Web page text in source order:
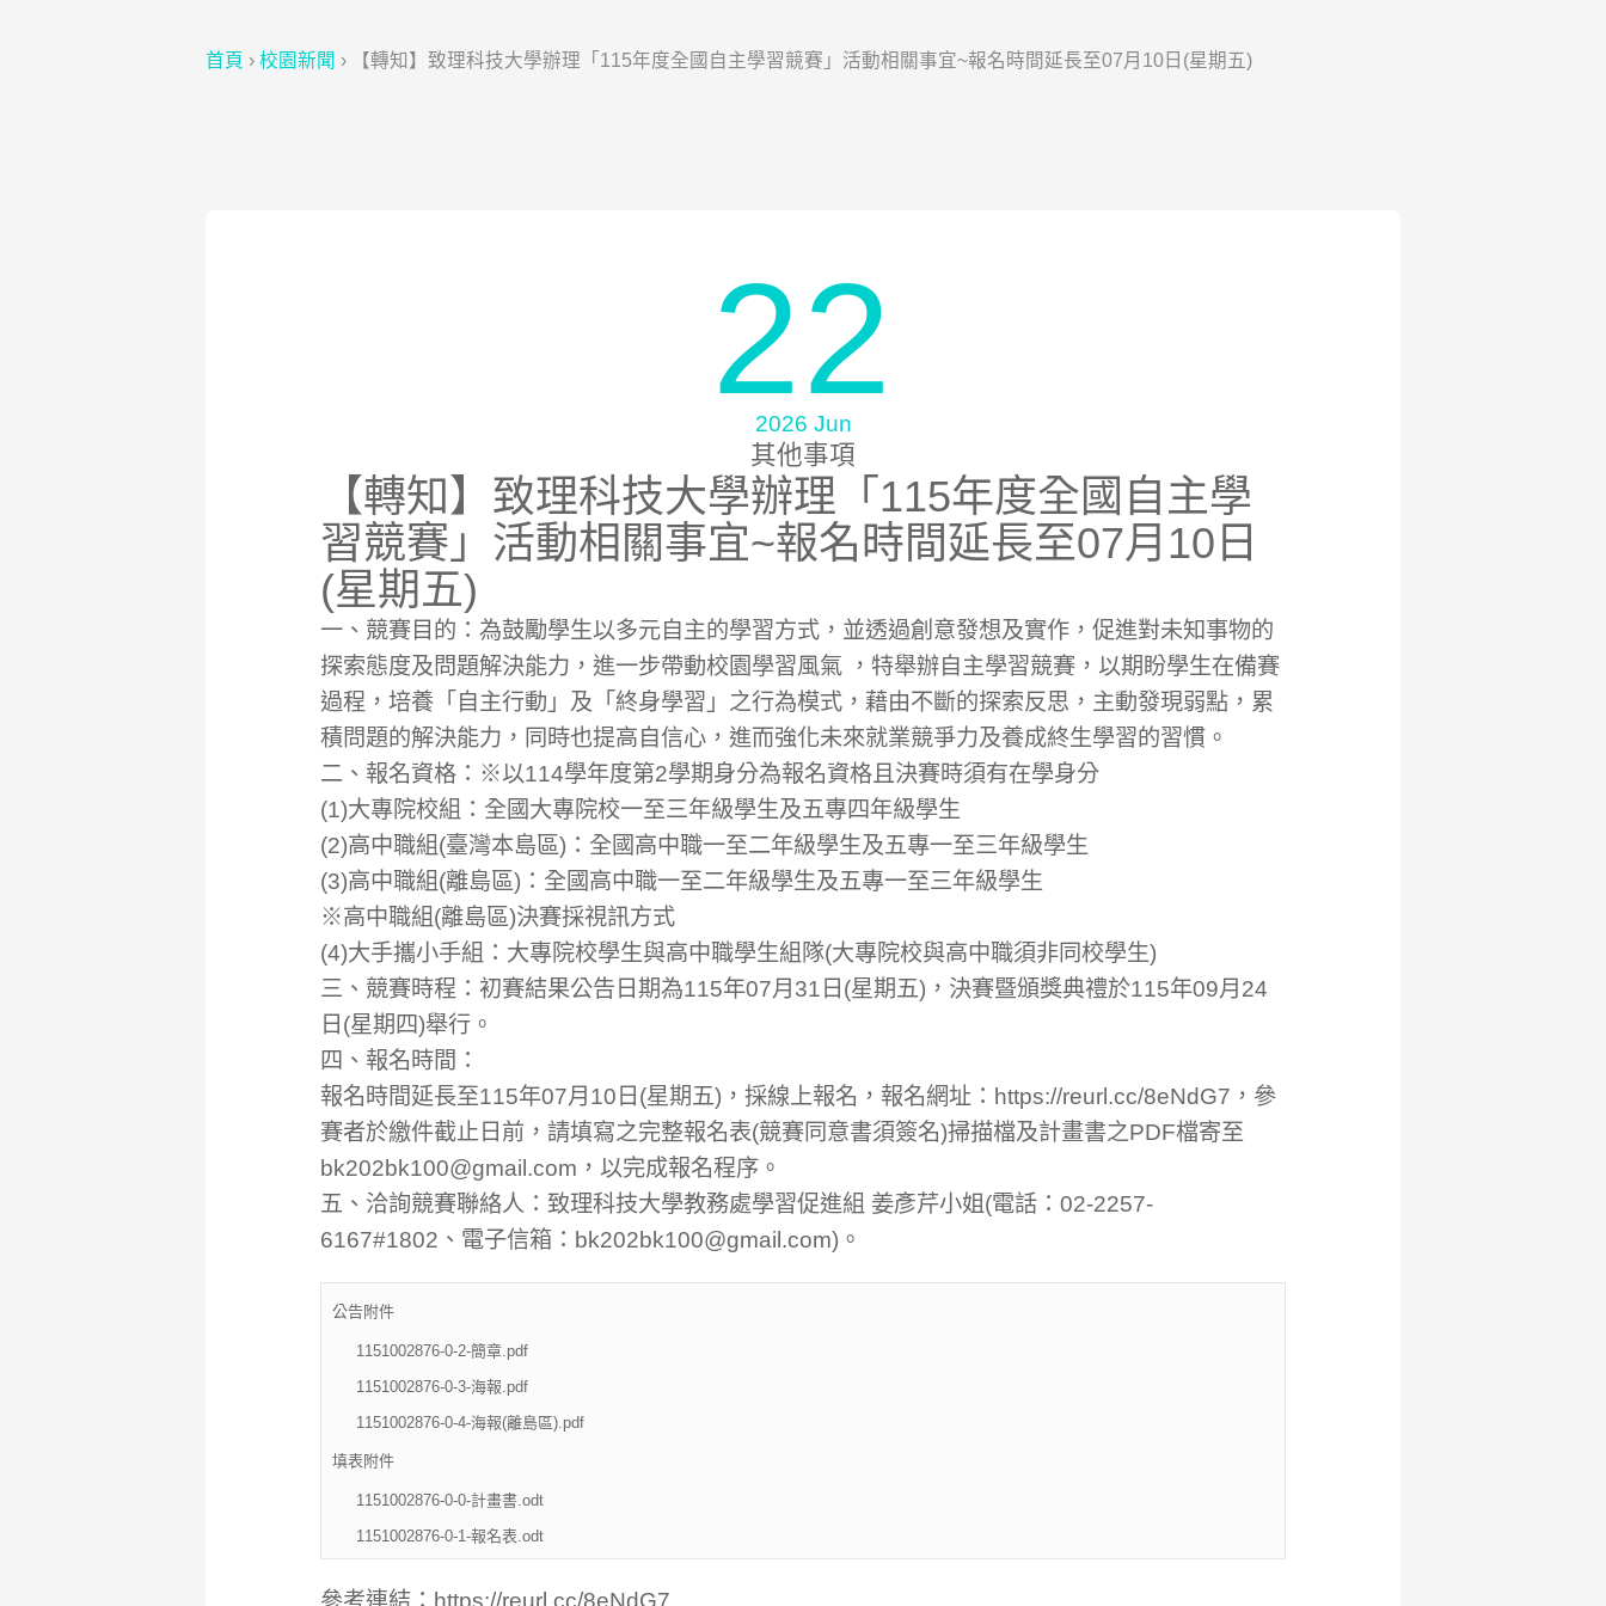
首頁 › 校園新聞 › 【轉知】致理科技大學辦理「115年度全國自主學習競賽」活動相關事宜~報名時間延長至07月10日(星期五)
22
2026 Jun
其他事項
【轉知】致理科技大學辦理「115年度全國自主學
習競賽」活動相關事宜~報名時間延長至07月10日
(星期五)
一、競賽目的：為鼓勵學生以多元自主的學習方式，並透過創意發想及實作，促進對未知事物的
探索態度及問題解決能力，進一步帶動校園學習風氣 ，特舉辦自主學習競賽，以期盼學生在備賽
過程，培養「自主行動」及「終身學習」之行為模式，藉由不斷的探索反思，主動發現弱點，累
積問題的解決能力，同時也提高自信心，進而強化未來就業競爭力及養成終生學習的習慣。
二、報名資格：※以114學年度第2學期身分為報名資格且決賽時須有在學身分
(1)大專院校組：全國大專院校一至三年級學生及五專四年級學生
(2)高中職組(臺灣本島區)：全國高中職一至二年級學生及五專一至三年級學生
(3)高中職組(離島區)：全國高中職一至二年級學生及五專一至三年級學生
※高中職組(離島區)決賽採視訊方式
(4)大手攜小手組：大專院校學生與高中職學生組隊(大專院校與高中職須非同校學生)
三、競賽時程：初賽結果公告日期為115年07月31日(星期五)，決賽暨頒獎典禮於115年09月24
日(星期四)舉行。
四、報名時間：
報名時間延長至115年07月10日(星期五)，採線上報名，報名網址： https://reurl.cc/8eNdG7 ，參
賽者於繳件截止日前，請填寫之完整報名表(競賽同意書須簽名)掃描檔及計畫書之PDF檔寄至
bk202bk100@gmail.com ，以完成報名程序。
五、洽詢競賽聯絡人：致理科技大學教務處學習促進組 姜彥芹小姐(電話：02-2257-
6167#1802、電子信箱： bk202bk100@gmail.com)。
公告附件
1151002876-0-2-簡章.pdf
1151002876-0-3-海報.pdf
1151002876-0-4-海報(離島區).pdf
填表附件
1151002876-0-0-計畫書.odt
1151002876-0-1-報名表.odt
參考連結： https://reurl.cc/8eNdG7